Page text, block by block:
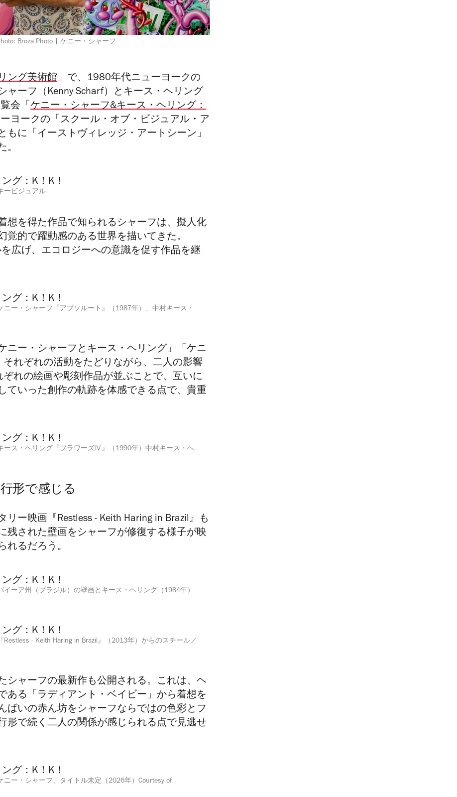
Broza Photo | ケニー・シャーフ
ング美術館」で、1980年代ニューヨークの
ャーフ（Kenny Scharf）とキース・ヘリング
会「 ケニー・シャーフ&キース・ヘリング：
ヨークの「スクール・オブ・ビジュアル・ア
もに「イーストヴィレッジ・アートシーン」
。
ービジュアル
想を得た作品で知られるシャーフは、擬人化
覚的で躍動感のある世界を描いてきた。
広げ、エコロジーへの意識を促す作品を継
ニー・シャーフ『アブソルート』（1987年）、中村キース・
ニー・シャーフとキース・ヘリング」「ケニ
れぞれの活動をたどりながら、二人の影響
れの絵画や彫刻作品が並ぶことで、互いに
ていった創作の軌跡を体感できる点で、貴重
ース・ヘリング『フラワーズⅣ』（1990年）中村キース・ヘ
形で感じる
ー映画『Restless - Keith Haring in Brazil』も
残された壁画をシャーフが修復する様子が映
れるだろう。
イーア州（ブラジル）の壁画とキース・ヘリング（1984年）
『Restless - Keith Haring in Brazil』（2013年）からのスチール／
シャーフの最新作も公開される。これは、ヘ
ある「ラディアント・ベイビー」から着想を
ばいの赤ん坊をシャーフならではの色彩とフ
形で続く二人の関係が感じられる点で見逃せ
ニー・シャーフ、タイトル未定（2026年）Courtesy of